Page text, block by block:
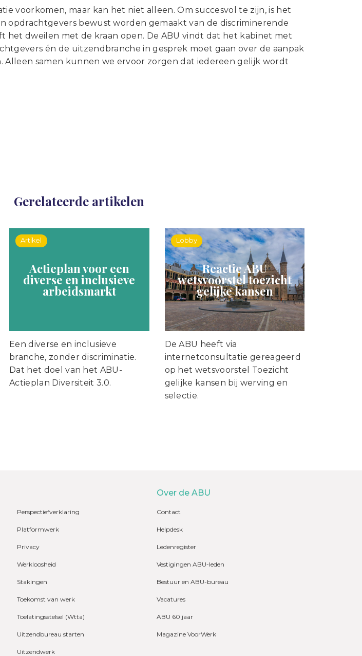
voorkomen, maar kan het niet alleen. Om succesvol te zijn, is het
opdrachtgevers bewust worden gemaakt van de discriminerende
het dweilen met de kraan open. De ABU vindt dat het kabinet met
én de uitzendbranche in gesprek moet gaan over de aanpak
Alleen samen kunnen we ervoor zorgen dat iedereen gelijk wordt
Gerelateerde artikelen
Artikel
Actieplan voor een
diverse en inclusieve
arbeidsmarkt
Een diverse en inclusieve
branche, zonder discriminatie.
Dat het doel van het ABU-
Actieplan Diversiteit 3.0.
Lobby
Reactie ABU
wetsvoorstel toezicht
gelijke kansen
De ABU heeft via
internetconsultatie gereageerd
op het wetsvoorstel Toezicht
gelijke kansen bij werving en
selectie.
Perspectiefverklaring
Platformwerk
Privacy
Werkloosheid
Stakingen
Toekomst van werk
Toelatingsstelsel (Wtta)
Uitzendbureau starten
Uitzendwerk
Over de ABU
Contact
Helpdesk
Ledenregister
Vestigingen ABU-leden
Bestuur en ABU-bureau
Vacatures
ABU 60 jaar
Magazine VoorWerk